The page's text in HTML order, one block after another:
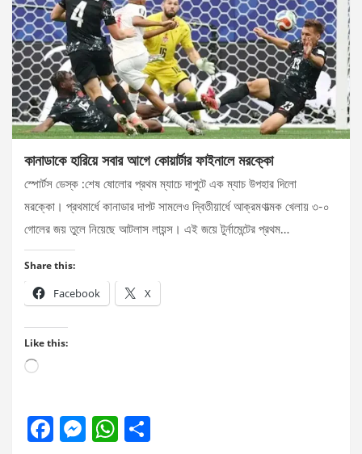
কানাডাকে হারিয়ে সবার আগে কোয়ার্টার ফাইনালে মরক্কো
স্পোর্টস ডেস্ক :শেষ ষোলোর প্রথম ম্যাচে দাপুটে এক ম্যাচ উপহার দিলো
মরক্কো। প্রথমার্ধে কানাডার দাপট সামলেও দ্বিতীয়ার্ধে আক্রমণাত্মক খেলায় ৩-০
গোলের জয় তুলে নিয়েছে আটলাস লায়ন্স। এই জয়ে টুর্নামেন্টের প্রথম…
Share this:
Facebook X
Like this:
Loading…
F
M W